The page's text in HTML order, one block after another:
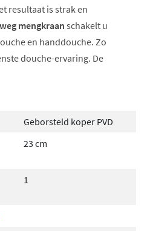
resultaat is strak en
mengkraan schakelt u
en handdouche. Zo
douche-ervaring. De
door warm en koud
uw smaak met de
een perfecte match met
hoofddouches
via een wandarm of
Geborsteld koper PVD
23 cm
1